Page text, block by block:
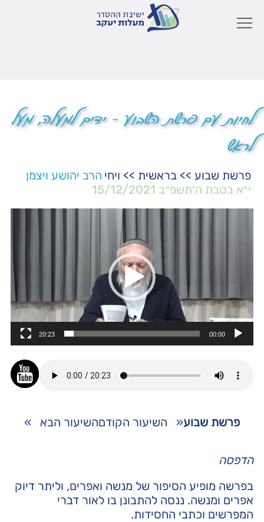
לחיות עם פרשת השבוע – ידים למעלה, מעל
לראש
פרשת שבוע >> בראשית >> ויחי הרב יהושע ויצמן
י״א בטבת ה׳תשפ״ב 15/12/2021
00:00
20:23
פרשת שבוע« השיעור הקודםהשיעור הבא »
הדפסה
בפרשה מופיע הסיפור של מנשה ואפרים, וליתר דיוק
אפרים ומנשה. ננסה להתבונן בו לאור דברי
המפרשים וכתבי החסידות.